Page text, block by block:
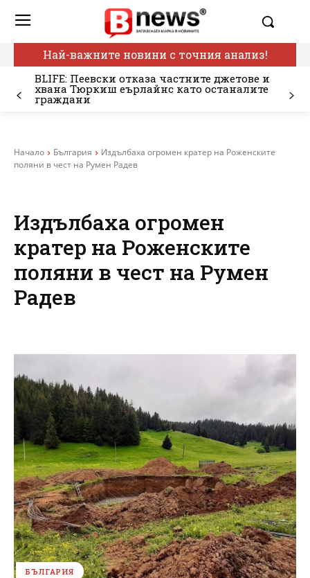
Най-важните новини с точния анализ!
BLIFE: Пеевски отказа частните джетове и
хвана Тюркиш еърлайнс като останалите
граждани
Начало България
Издълбаха огромен кратер на Роженските
поляни в чест на Румен Радев
Издълбаха огромен
кратер на Роженските
поляни в чест на Румен
Радев
БЪЛГАРИЯ